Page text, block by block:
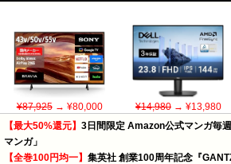
¥87,925→ ¥80,000 ¥14,980→ ¥13,980
【最大50%還元】 3日間限定 Amazon公式マンガ毎
マンガ」
【全巻100円均一】 集英社 創業100周年記念『